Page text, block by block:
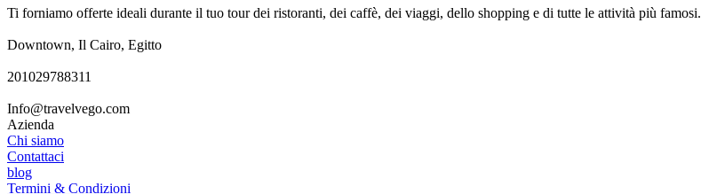
Ti forniamo offerte ideali durante il tuo tour dei ristoranti, dei caffè, dei viaggi, dello shopping e di tutte le attività più famosi.
Downtown, Il Cairo, Egitto
201029788311
Info@travelvego.com
Azienda
Chi siamo
Contattaci
blog
Termini & Condizioni